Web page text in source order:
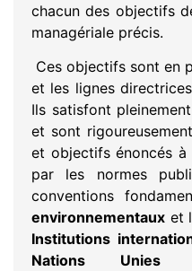
chacun des objectifs
managériale précis.
Ces objectifs sont en
et les lignes
Ils satisfont
et sont
et objectifs énoncés à
par les normes
conventions
environnementaux et
Institutions
Nations Unies